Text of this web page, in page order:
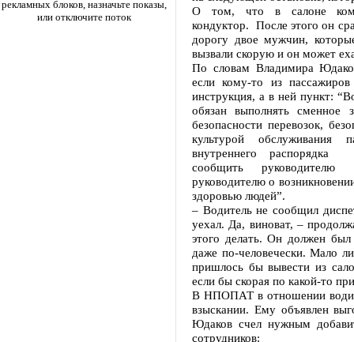
рекламных блоков, назначьте показы,
или отключите поток
О том, что в салоне
кондуктор. После этого он
дорогу двое мужчин,
вызвали скорую и он может
По словам Владимира
если кому-то из
инструкция, а в ней пункт:
обязан выполнять сменное
безопасности перевозок,
культурой
внутреннего распорядка
сообщить руководителю
руководителю о
здоровью людей”.
– Водитель не сообщил
уехал. Да, виноват, –
этого делать. Он должен
даже по-человечески. Мало
пришлось бы вывести из
если бы скорая по какой-то
В НПОПАТ в отношении
взыскании. Ему объявлен
Юдаков счел нужным
сотрудников: